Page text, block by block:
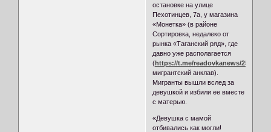
остановке на улице
Пехотинцев, 7а, у магазина
«Монетка» (в районе
Сортировка, недалеко от
рынка «Таганский ряд», где
давно уже располагается
(https://t.me/readovkanews/25431
мигрантский анклав).
Мигранты вышли вслед за
девушкой и избили ее вместе
с матерью.
«Девушка с мамой
отбивались как могли!